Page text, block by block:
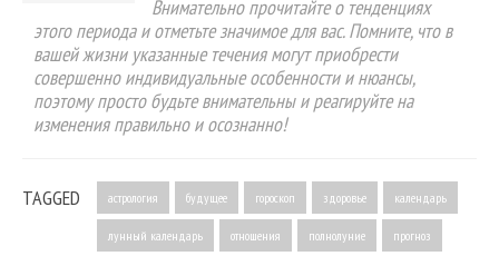
Внимательно прочитайте о тенденциях
этого периода и отметьте значимое для вас. Помните, что в
вашей жизни указанные течения могут приобрести
совершенно индивидуальные особенности и нюансы,
поэтому просто будьте внимательны и реагируйте на
изменения правильно и осознанно!
TAGGED астрология будущее гороскоп здоровье календарь
лунный календарь отношения полнолуние прогноз